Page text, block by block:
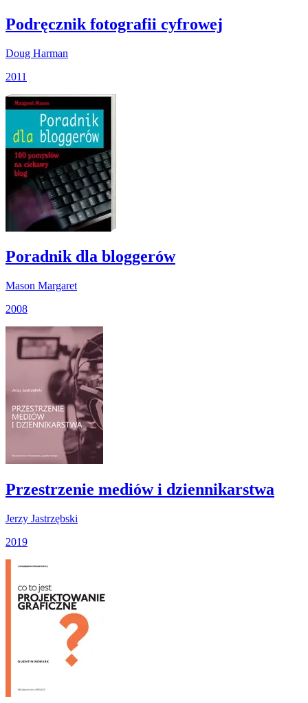
Podręcznik fotografii cyfrowej
Doug Harman
2011
Poradnik dla bloggerów
Mason Margaret
2008
Przestrzenie mediów i dziennikarstwa
Jerzy Jastrzębski
2019